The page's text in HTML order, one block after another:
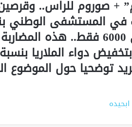
+ صوروم للراس..
تصل الى 6000 فقط..
توضحيا حول